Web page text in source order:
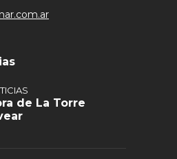
de La Torre